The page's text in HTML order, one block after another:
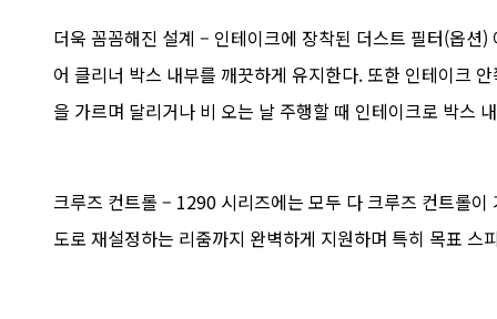
더욱 꼼꼼해진 설계 – 인테이크에 장착된 더스트 필터(옵
어 클리너 박스 내부를 깨끗하게 유지한다. 또한 인테이크
을 가르며 달리거나 비 오는 날 주행할 때 인테이크로 박스
크루즈 컨트롤 – 1290 시리즈에는 모두 다 크루즈 컨트롤
도로 재설정하는 리줌까지 완벽하게 지원하며 특히 목표 스